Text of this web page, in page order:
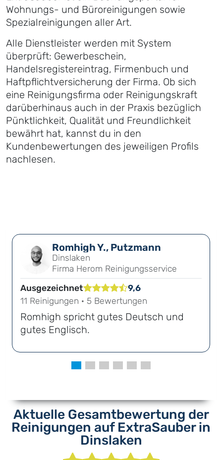
Wohnungs- und Büroreinigungen sowie
Spezialreinigungen aller Art.
Alle Dienstleister werden mit System
überprüft: Gewerbeschein,
Handelsregistereintrag, Firmenbuch und
Haftpflichtversicherung der Firma. Ob sich
eine Reinigungsfirma oder Reinigungskraft
darüberhinaus auch in der Praxis bezüglich
Pünktlichkeit, Qualität und Freundlichkeit
bewährt hat, kannst du in den
Kundenbewertungen des jeweiligen Profils
nachlesen.
Romhigh Y., Putzmann
Dinslaken
Firma Herom Reinigungsservice
Ausgezeichnet
9,6
11 Reinigungen · 5 Bewertungen
Romhigh spricht gutes Deutsch und
gutes Englisch.
Aktuelle Gesamtbewertung der
Reinigungen auf ExtraSauber in
Dinslaken